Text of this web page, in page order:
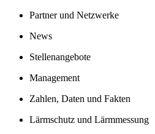
Partner und Netzwerke
News
Stellenangebote
Management
Zahlen, Daten und Fakten
Lärmschutz und Lärmmessung